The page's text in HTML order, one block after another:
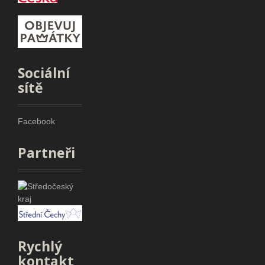
Sociální
sítě
Facebook
Partneři
Rychlý
kontakt